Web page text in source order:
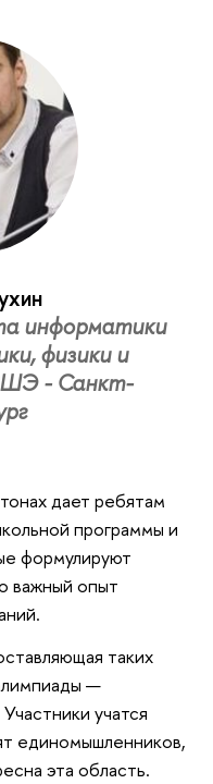
информатики
физики и
- Санкт-
дает ребятам
программы и
формулируют
важный опыт
таких
—
учатся
единомышленников,
эта область.